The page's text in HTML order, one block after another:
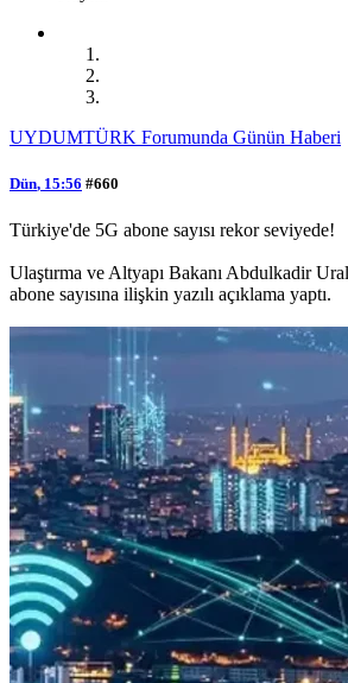
UYDUMTÜRK Forumunda Günün Haberi
Dün, 15:56 #660
Türkiye'de 5G abone sayısı rekor seviyede!
Ulaştırma ve Altyapı Bakanı Abdulkadir
abone sayısına ilişkin yazılı açıklama yaptı.